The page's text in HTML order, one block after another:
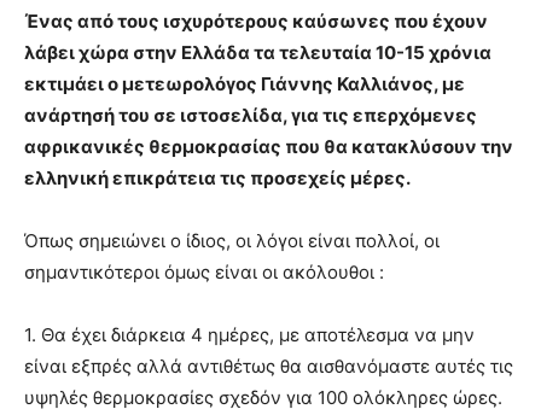
Ένας από τους ισχυρότερους καύσωνες που έχουν
λάβει χώρα στην Ελλάδα τα τελευταία 10-15 χρόνια
εκτιμάει ο μετεωρολόγος Γιάννης Καλλιάνος, με
ανάρτησή του σε ιστοσελίδα, για τις επερχόμενες
αφρικανικές θερμοκρασίας που θα κατακλύσουν την
ελληνική επικράτεια τις προσεχείς μέρες.
Όπως σημειώνει ο ίδιος, οι λόγοι είναι πολλοί, οι
σημαντικότεροι όμως είναι οι ακόλουθοι :
1. Θα έχει διάρκεια 4 ημέρες, με αποτέλεσμα να μην
είναι εξπρές αλλά αντιθέτως θα αισθανόμαστε αυτές τις
υψηλές θερμοκρασίες σχεδόν για 100 ολόκληρες ώρες.